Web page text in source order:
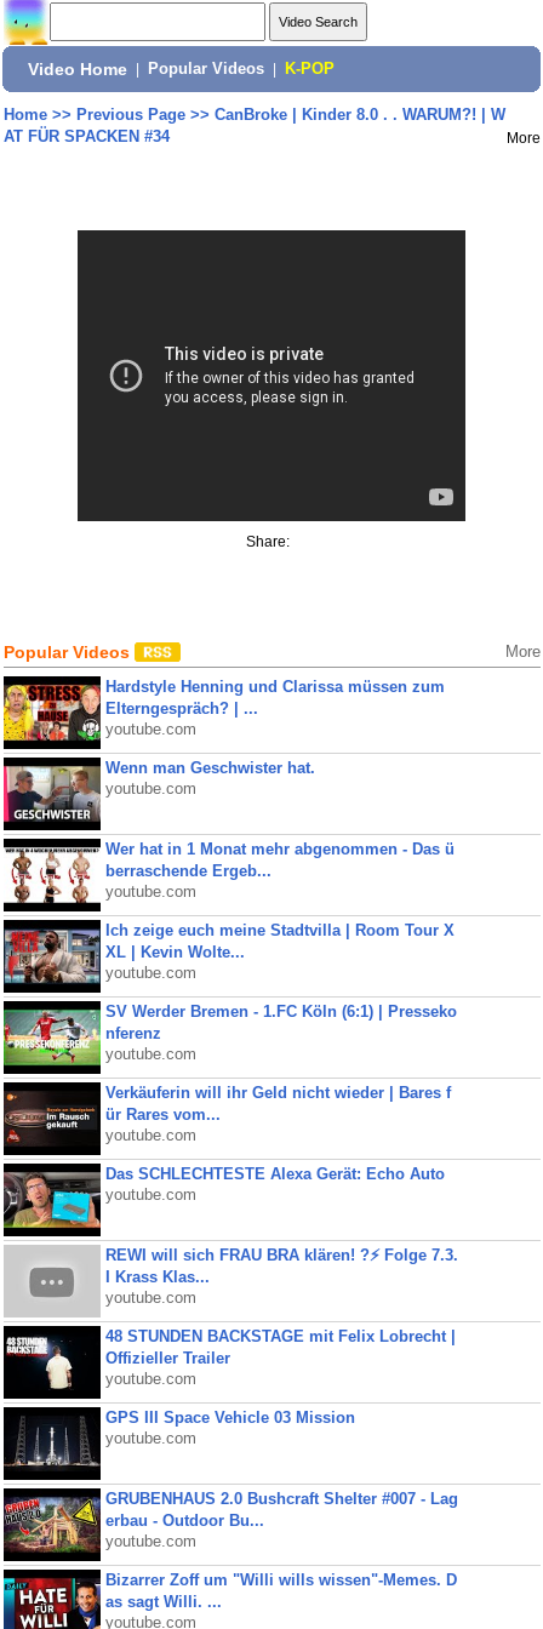
Video Home Popular Videos K-POP
Home>> Previous Page>> CanBroke | Kinder 8.0 . . WARUM?! | W
AT FÜR SPACKEN #34
More
Share:
Popular Videos More
Hardstyle Henning und Clarissa müssen zum
Elterngespräch? | ...
youtube.com
Wenn man Geschwister hat.
youtube.com
Wer hat in 1 Monat mehr abgenommen - Das ü
berraschende Ergeb...
youtube.com
Ich zeige euch meine Stadtvilla | Room Tour X
XL | Kevin Wolte...
youtube.com
SV Werder Bremen - 1.FC Köln (6:1) | Presseko
nferenz
youtube.com
Verkäuferin will ihr Geld nicht wieder | Bares f
ür Rares vom...
youtube.com
Das SCHLECHTESTE Alexa Gerät: Echo Auto
youtube.com
REWI will sich FRAU BRA klären! ?⚡️ Folge 7.3.
I Krass Klas...
youtube.com
48 STUNDEN BACKSTAGE mit Felix Lobrecht |
Offizieller Trailer
youtube.com
GPS III Space Vehicle 03 Mission
youtube.com
GRUBENHAUS 2.0 Bushcraft Shelter #007 - Lag
erbau - Outdoor Bu...
youtube.com
Bizarrer Zoff um "Willi wills wissen"-Memes. D
as sagt Willi. ...
youtube.com